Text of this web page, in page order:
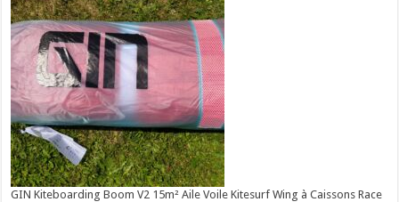
GIN Kiteboarding Boom V2 15m² Aile Voile Kitesurf Wing à Caissons Race